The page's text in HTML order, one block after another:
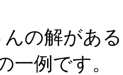
の解があ
一例です。